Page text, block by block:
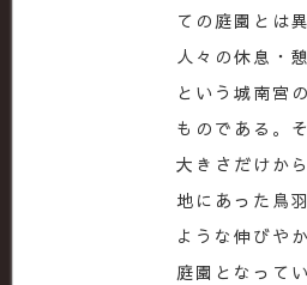
ての庭園とは
人々の休息・
という城南宮
ものである。
大きさだけか
地にあった鳥
ような伸びや
庭園となって